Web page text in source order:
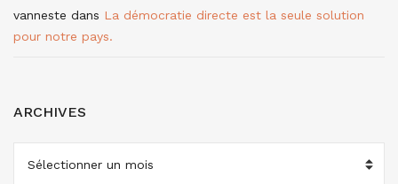
vanneste dans La démocratie directe est la seule solution
pour notre pays.
ARCHIVES